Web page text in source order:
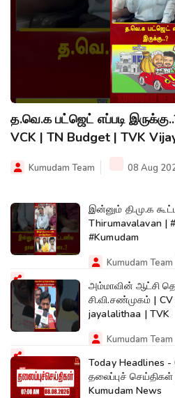
த.வெ.க பட்ஜெட் எப்படி
VCK | TN Budget | TVK
Kumudam Team 08 Aug
இன்னும் தி.மு.க
Thirumavalavan |
#Kumudam
Kumudam Team
அம்மாவின் ஆட்சி
சி.வி.சண்முகம் |
jayalalithaa | TVK
Kumudam Team
Today Headlines
தலைப்புச்
Kumudam News